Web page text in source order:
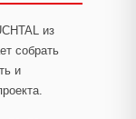
из
собрать
и